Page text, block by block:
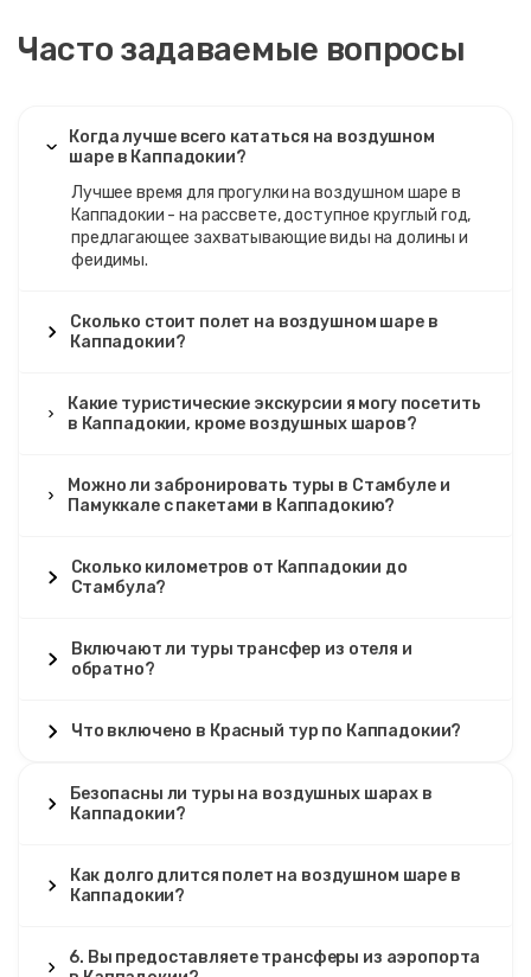
Часто задаваемые вопросы
Когда лучше всего кататься на воздушном
шаре в Каппадокии?
Лучшее время для прогулки на воздушном шаре в
Каппадокии - на рассвете, доступное круглый год,
предлагающее захватывающие виды на долины и
феидимы.
Сколько стоит полет на воздушном шаре в
Каппадокии?
Какие туристические экскурсии я могу посетить
в Каппадокии, кроме воздушных шаров?
Можно ли забронировать туры в Стамбуле и
Памуккале с пакетами в Каппадокию?
Сколько километров от Каппадокии до
Стамбула?
Включают ли туры трансфер из отеля и
обратно?
Что включено в Красный тур по Каппадокии?
Безопасны ли туры на воздушных шарах в
Каппадокии?
Как долго длится полет на воздушном шаре в
Каппадокии?
6. Вы предоставляете трансферы из аэропорта